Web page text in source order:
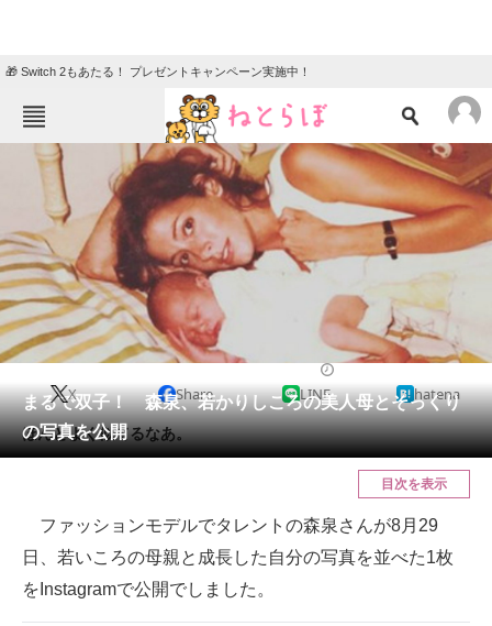
🎁 Switch 2もあたる！ プレゼントキャンペーン実施中！
ねとらぼメニュー
ニュース
エンタメ クイズ
グルメ 地域
住まい
動物
会員記事
メディア
スマホと通信の最新トレンド
まるで双子！ 森泉、若かりしころの美人母とそっくり
の写真を公開
X Share LINE hatena
ほんとよく似てるなあ。
目次を表示
ファッションモデルでタレントの森泉さんが8月29
日、若いころの母親と成長した自分の写真を並べた1枚
をInstagramで公開でしました。